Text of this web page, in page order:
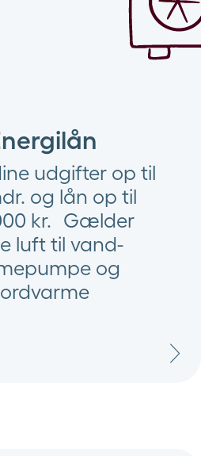
udgifter op til
og lån op til
kr. Gælder
luft til vand-
og